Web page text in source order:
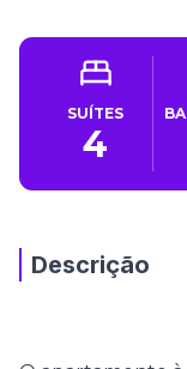
SUÍTES
4
Descrição